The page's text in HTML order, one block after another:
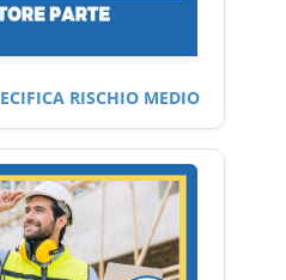
RISCHIO MEDIO